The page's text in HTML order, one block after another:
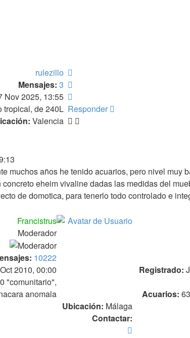
rulezillo
Mensajes: 3
Nov 2025, 13:55
tropical, de 240L
Valencia
muchos años he tenido acuarios, pero nivel
eheim vivaline dadas las medidas del
de domotica, para tenerlo todo controlado e
Francistrus
Moderador
10222
2010, 00:00
"comunitario",
anomala
Ubicación: Málaga
Contactar:
Registrado:
Acuarios:
Responder